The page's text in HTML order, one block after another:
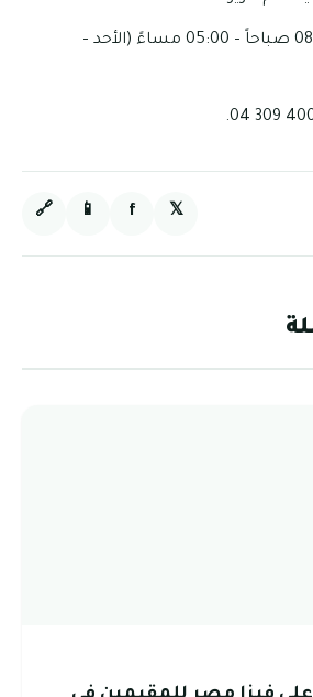
: 08:00 صباحاً – 05:00 مساءً (الأحد –
𝕏
f
📱
🔗